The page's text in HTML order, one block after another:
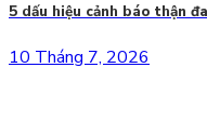
5 dấu hiệu cảnh báo thận
10 Tháng 7, 2026